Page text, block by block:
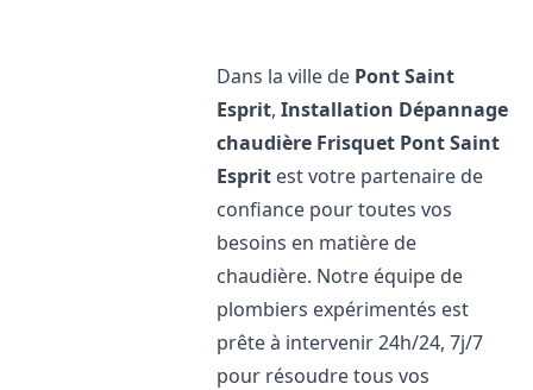
Dans la ville de Pont Saint
Esprit,Installation Dépannage
chaudière Frisquet Pont Saint
Esprit est votre partenaire de
confiance pour toutes vos
besoins en matière de
chaudière. Notre équipe de
plombiers expérimentés est
prête à intervenir 24h/24, 7j/7
pour résoudre tous vos